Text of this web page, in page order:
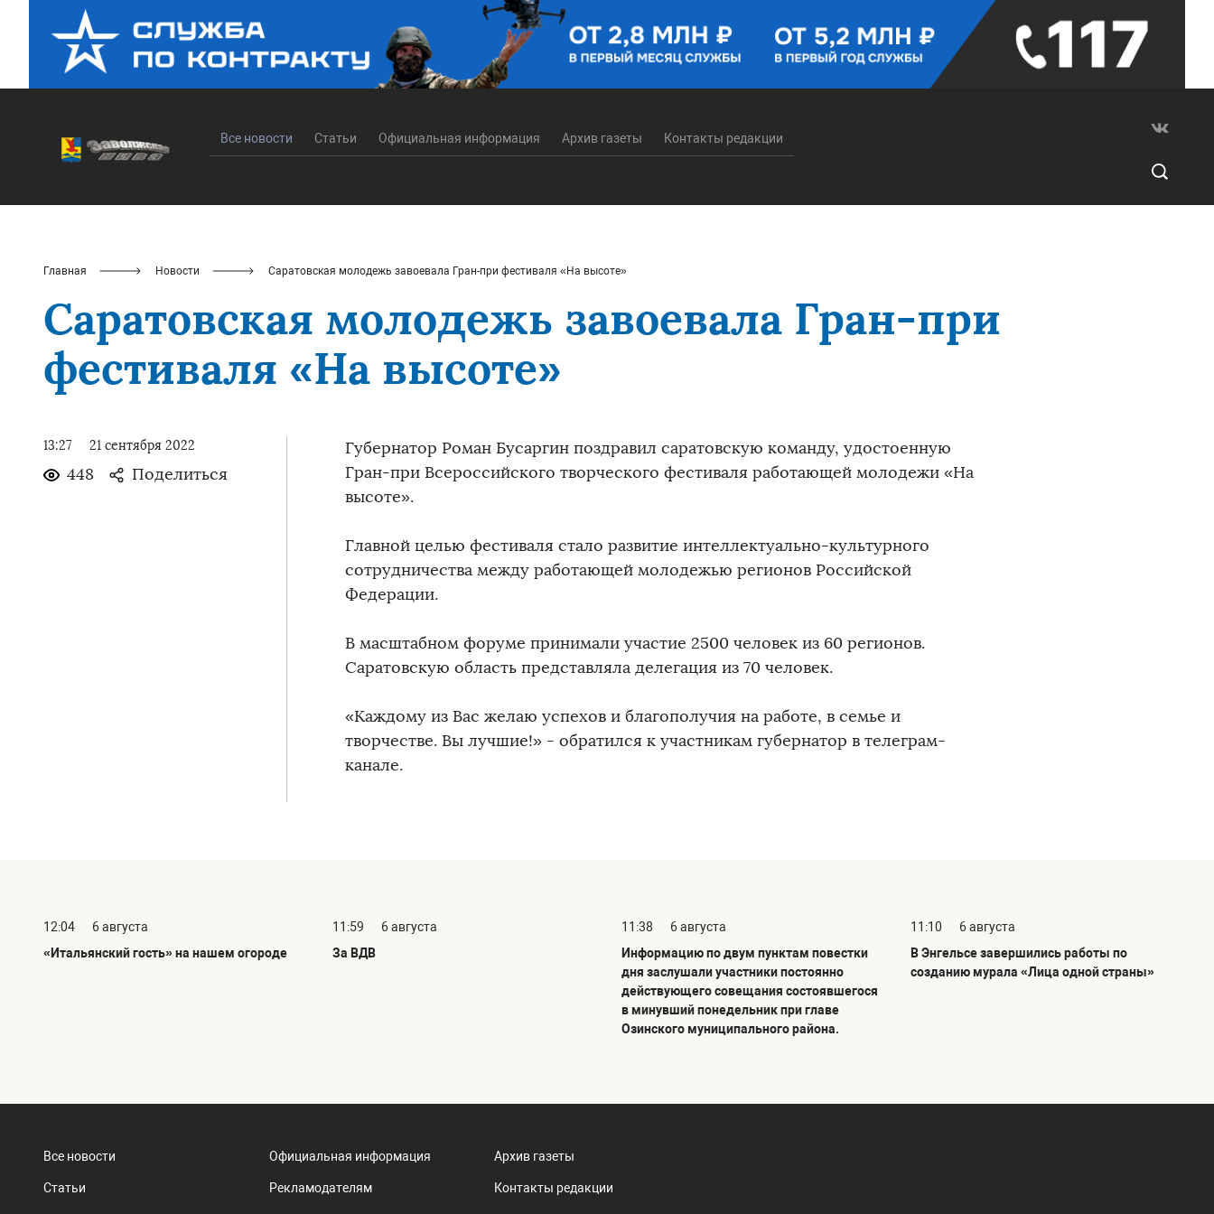
Все новости Статьи Официальная информация Архив газеты Контакты редакции
Главная Новости Саратовская молодежь завоевала Гран-при фестиваля «На высоте»
Саратовская молодежь завоевала Гран-при
фестиваля «На высоте»
13:27 21 сентября 2022
448 Поделиться
Губернатор Роман Бусаргин поздравил саратовскую команду, удостоенную
Гран-при Всероссийского творческого фестиваля работающей молодежи «На
высоте».
Главной целью фестиваля стало развитие интеллектуально-культурного
сотрудничества между работающей молодежью регионов Российской
Федерации.
В масштабном форуме принимали участие 2500 человек из 60 регионов.
Саратовскую область представляла делегация из 70 человек.
«Каждому из Вас желаю успехов и благополучия на работе, в семье и
творчестве. Вы лучшие!» - обратился к участникам губернатор в телеграм-
канале.
12:04
6 августа
«Итальянский гость» на нашем огороде
11:59
6 августа
За ВДВ
11:38
6 августа
Информацию по двум пунктам повестки
дня заслушали участники постоянно
действующего совещания состоявшегося
в минувший понедельник при главе
Озинского муниципального района.
11:10
6 августа
В Энгельсе завершились работы по
созданию мурала «Лица одной страны»
Все новости
Статьи
Официальная информация
Рекламодателям
Архив газеты
Контакты редакции